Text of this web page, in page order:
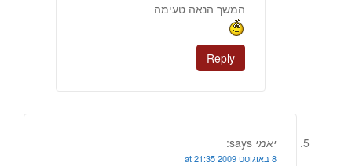
המשך הנאה טעימה
Reply
יאמי says:
8 באוגוסט 2009 at 21:35